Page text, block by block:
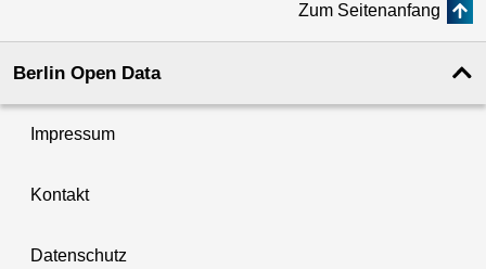
Zum Seitenanfang
Berlin Open Data
Impressum
Kontakt
Datenschutz